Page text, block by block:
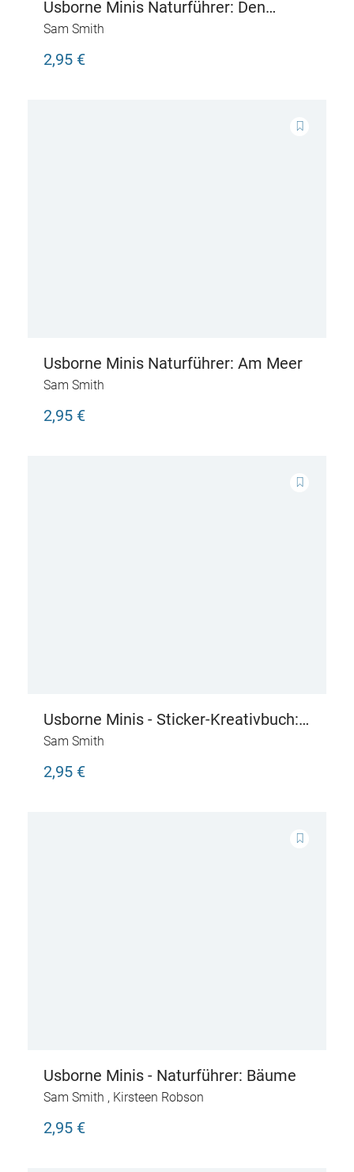
Usborne Minis Naturführer: Den
Nachthimmel entdecken
Sam Smith
2,95 €
Usborne Minis Naturführer: Am Meer
Sam Smith
2,95 €
Usborne Minis - Sticker-Kreativbuch:
Monster-Gesichter
Sam Smith
2,95 €
Usborne Minis - Naturführer: Bäume
Sam Smith , Kirsteen Robson
2,95 €